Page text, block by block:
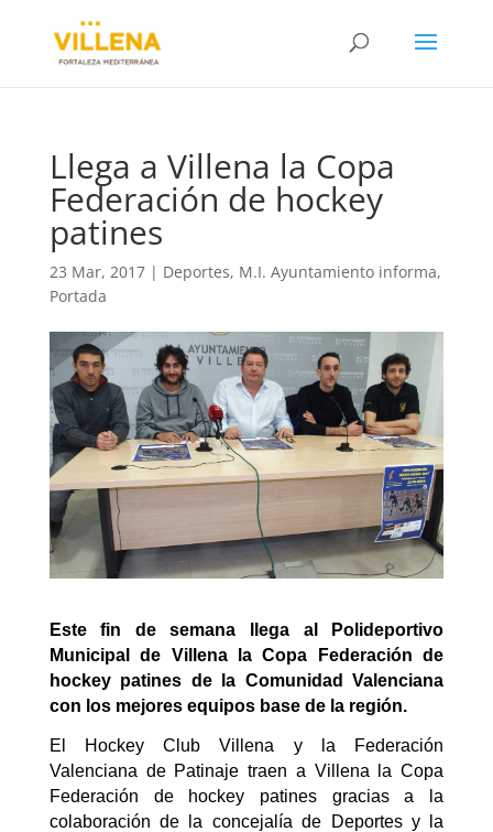
Llega a Villena la Copa
Federación de hockey
patines
23 Mar, 2017| Deportes, M.I. Ayuntamiento informa,
Portada
Este fin de semana llega al Polideportivo
Municipal de Villena la Copa Federación de
hockey patines de la Comunidad Valenciana
con los mejores equipos base de la región.
El Hockey Club Villena y la Federación
Valenciana de Patinaje traen a Villena la Copa
Federación de hockey patines gracias a la
colaboración de la concejalía de Deportes y la